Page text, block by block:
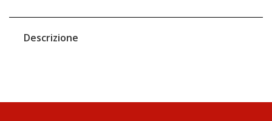
Descrizione